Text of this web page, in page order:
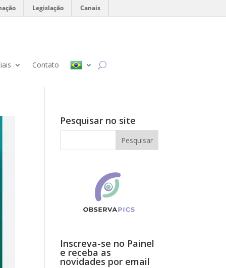
Legislação Canais
Contato
Pesquisar no site
Inscreva-se no Painel
e receba as
novidades por email